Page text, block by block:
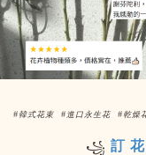
#韓式花束 #進口永生花 #乾
꧁ 訂